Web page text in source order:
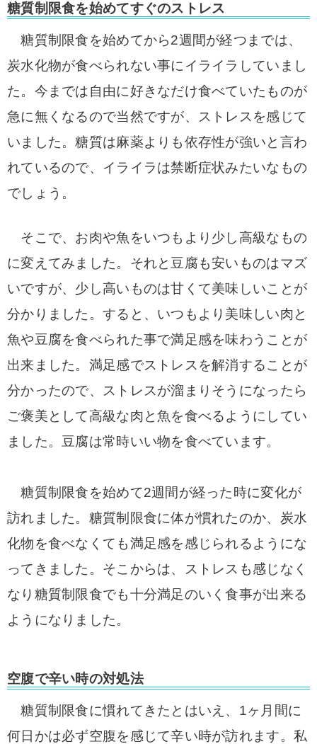
糖質制限食を始めてすぐのストレス
糖質制限食を始めてから2週間が経つまでは、
炭水化物が食べられない事にイライラしていまし
た。 今までは自由に好きなだけ食べていたものが
急に無くなるので当然ですが、ストレスを感じて
いました。糖質は麻薬よりも依存性が強いと言わ
れているので、イライラは禁断症状みたいなもの
でしょう。
そこで、お肉や魚をいつもより少し高級なもの
に変えてみました。それと豆腐も安いものはマズ
いですが、少し高いものは甘くて美味しいことが
分かりました。 すると、いつもより美味しい肉と
魚や豆腐を食べられた事で満足感を味わうことが
出来ました。 満足感でストレスを解消することが
分かったので、ストレスが溜まりそうになったら
ご褒美として高級な肉と魚を食べるようにしてい
ました。豆腐は常時いい物を食べています。
糖質制限食を始めて2週間が経った時に変化が
訪れました。 糖質制限食に体が慣れたのか、炭水
化物を食べなくても満足感を感じられるようにな
ってきました。 そこからは、ストレスも感じなく
なり糖質制限食でも十分満足のいく食事が出来る
ようになりました。
空腹で辛い時の対処法
糖質制限食に慣れてきたとはいえ、1ヶ月間に
何日かは必ず空腹を感じて辛い時が訪れます。 私